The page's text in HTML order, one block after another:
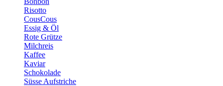
Risotto
CousCous
Essig & Öl
Rote Grütze
Milchreis
Kaffee
Kaviar
Schokolade
Süsse Aufstriche